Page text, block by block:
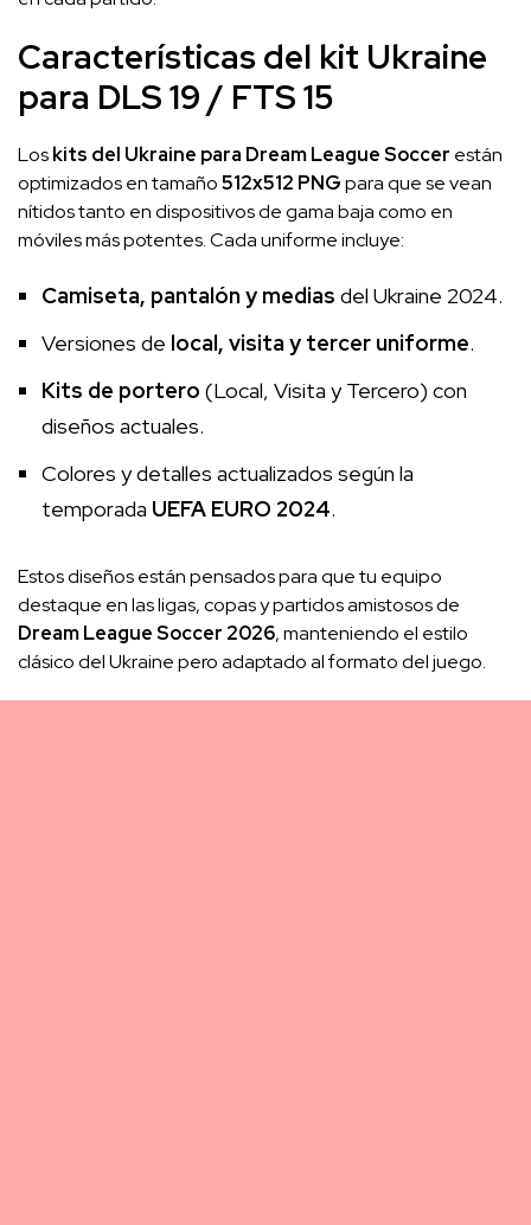
Características del kit Ukraine
para DLS 19 / FTS 15
Loskits del Ukraine para Dream League Soccer están
optimizados en tamaño512x512 PNGpara que se vean
nítidos tanto en dispositivos de gama baja como en
móviles más potentes. Cada uniforme incluye:
Camiseta, pantalón y medias del Ukraine 2024.
Versiones de local, visita y tercer uniforme.
Kits de portero (Local, Visita y Tercero) con
diseños actuales.
Colores y detalles actualizados según la
temporada UEFA EURO 2024.
Estos diseños están pensados para que tu equipo
destaque en las ligas, copas y partidos amistosos de
Dream League Soccer 2026, manteniendo el estilo
clásico del Ukraine pero adaptado al formato del juego.